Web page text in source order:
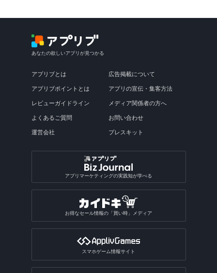
あなたの欲しいアプリが見つかる
アプリブとは
アプリブポイントとは
レビューガイドライン
よくあるご質問
運営会社
広告掲載について
アプリの宣伝・集客方法
メディア関係者の方へ
お問い合わせ
プレスキット
アプリマーケティングの実践知が学べる
お得なセール情報の「買い時」メディア
スマホゲーム情報サイト